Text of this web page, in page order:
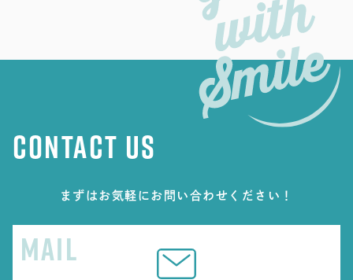
CONTACT US
まずはお気軽にお問い合わせください！
MAIL